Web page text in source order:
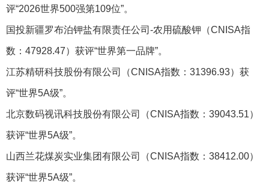
评“2026世界500强第109位”。
国投新疆罗布泊钾盐有限责任公司-农用硫酸钾‌（CNISA指
数：47928.47）获评“世界第一品牌”。
江苏精研科技股份有限公司（CNISA指数：31396.93）获
评“世界5A级”。
北京数码视讯科技股份有限公司（CNISA指数：39043.51）
获评“世界5A级”。
山西兰花煤炭实业集团有限公司（CNISA指数：38412.00）
获评“世界5A级”。